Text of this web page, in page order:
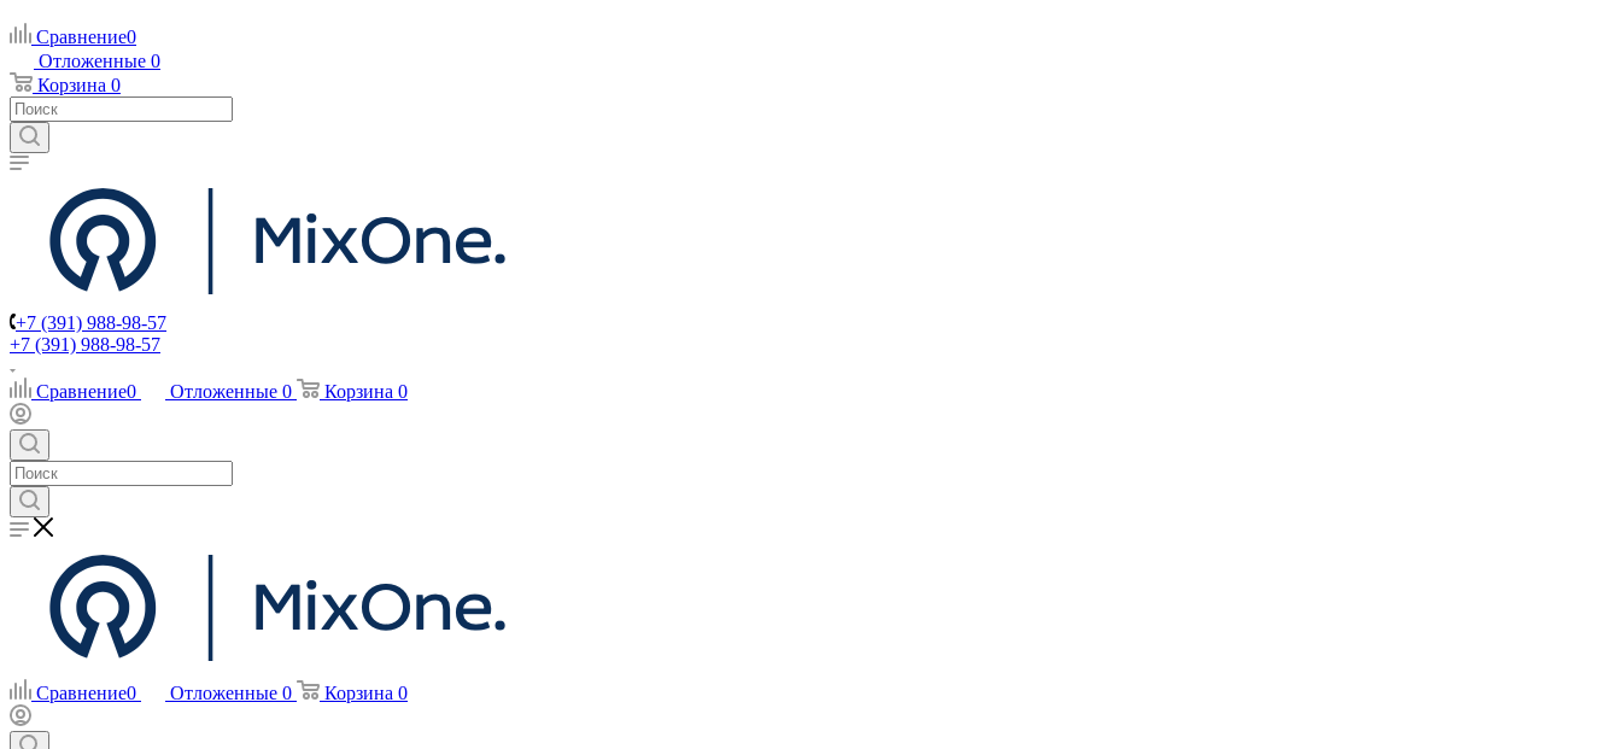
Сравнение0
Отложенные 0
Корзина 0
+7 (391) 988-98-57
+7 (391) 988-98-57
Сравнение0 Отложенные 0 Корзина 0
Сравнение0 Отложенные 0 Корзина 0